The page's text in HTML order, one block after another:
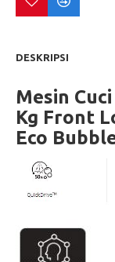
DESKRIPSI
Mesin
Kg Front
Eco